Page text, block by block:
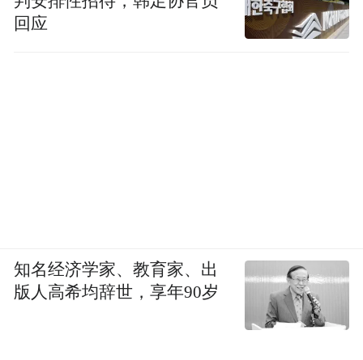
回应
知名经济学家、教育家、出
版人高希均辞世，享年90岁